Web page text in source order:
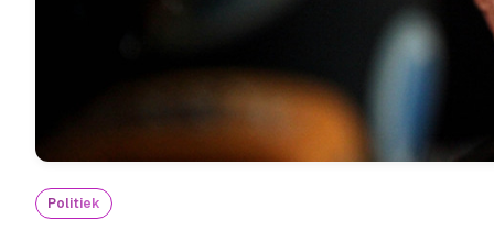
Politiek